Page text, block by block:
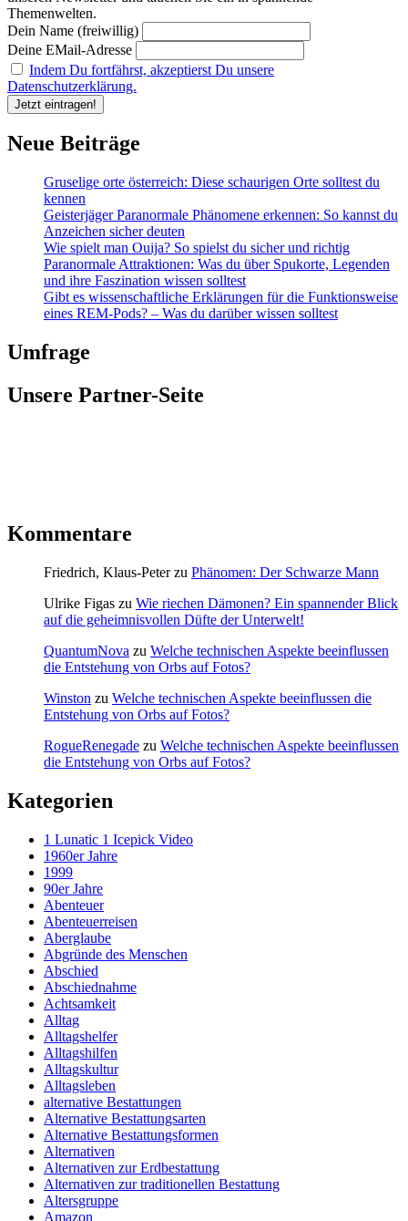
Themenwelten.
Dein Name (freiwillig)
Deine EMail-Adresse
Indem Du fortfährst, akzeptierst Du unsere
Datenschutzerklärung.
Neue Beiträge
Gruselige orte österreich: Diese schaurigen Orte solltest du
kennen
Geisterjäger Paranormale Phänomene erkennen: So kannst du
Anzeichen sicher deuten
Wie spielt man Ouija? So spielst du sicher und richtig
Paranormale Attraktionen: Was du über Spukorte, Legenden
und ihre Faszination wissen solltest
Gibt es wissenschaftliche Erklärungen für die Funktionsweise
eines REM-Pods? – Was du darüber wissen solltest
Umfrage
Unsere Partner-Seite
Kommentare
Friedrich, Klaus-Peterzu Phänomen: Der Schwarze Mann
Ulrike Figas zu Wie riechen Dämonen? Ein spannender Blick
auf die geheimnisvollen Düfte der Unterwelt!
QuantumNova zu Welche technischen Aspekte beeinflussen
die Entstehung von Orbs auf Fotos?
Winston zu Welche technischen Aspekte beeinflussen die
Entstehung von Orbs auf Fotos?
RogueRenegade zu Welche technischen Aspekte beeinflussen
die Entstehung von Orbs auf Fotos?
Kategorien
1 Lunatic 1 Icepick Video
1960er Jahre
1999
90er Jahre
Abenteuer
Abenteuerreisen
Aberglaube
Abgründe des Menschen
Abschied
Abschiednahme
Achtsamkeit
Alltag
Alltagshelfer
Alltagshilfen
Alltagskultur
Alltagsleben
alternative Bestattungen
Alternative Bestattungsarten
Alternative Bestattungsformen
Alternativen
Alternativen zur Erdbestattung
Alternativen zur traditionellen Bestattung
Altersgruppe
Amazon